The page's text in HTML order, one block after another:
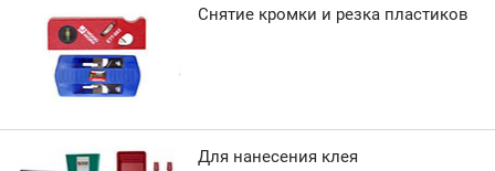
Снятие кромки и резка пластиков
Для нанесения клея